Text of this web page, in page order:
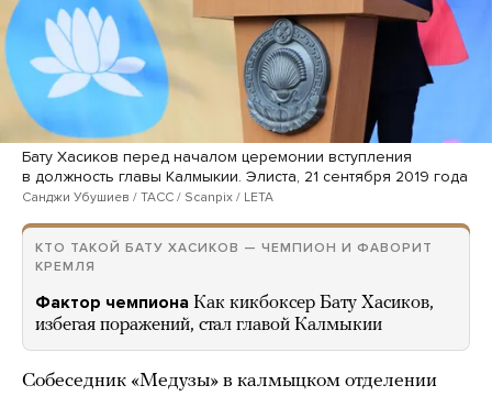
Бату Хасиков перед началом церемонии вступления
в должность главы Калмыкии. Элиста, 21 сентября 2019 года
Санджи Убушиев / ТАСС / Scanpix / LETA
КТО ТАКОЙ БАТУ ХАСИКОВ — ЧЕМПИОН И ФАВОРИТ
КРЕМЛЯ
Фактор чемпиона Как кикбоксер Бату Хасиков,
избегая поражений, стал главой Калмыкии
Собеседник «Медузы» в калмыцком отделении